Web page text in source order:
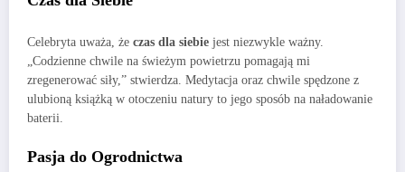
Celebryta uważa, że czas dla siebie jest niezwykle ważny.
„Codzienne chwile na świeżym powietrzu pomagają mi
zregenerować siły,” stwierdza. Medytacja oraz chwile spędzone z
ulubioną książką w otoczeniu natury to jego sposób na naładowanie
baterii.
Pasja do Ogrodnictwa